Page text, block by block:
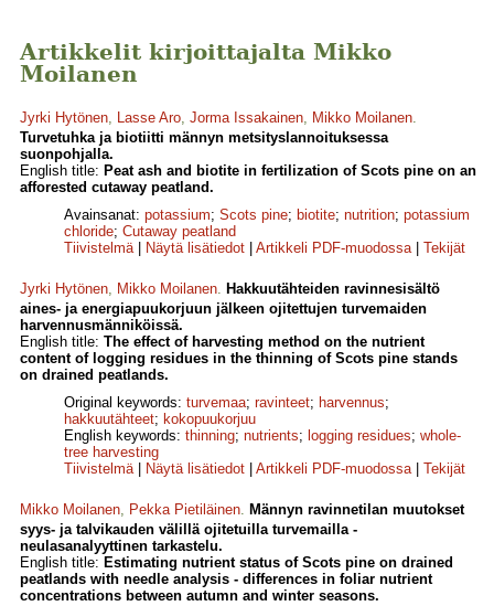
Artikkelit kirjoittajalta Mikko
Moilanen
Jyrki Hytönen, Lasse Aro, Jorma Issakainen, Mikko Moilanen.
Turvetuhka ja biotiitti männyn metsityslannoituksessa
suonpohjalla.
English title: Peat ash and biotite in fertilization of Scots pine on an
afforested cutaway peatland.
Avainsanat: potassium; Scots pine; biotite; nutrition; potassium
chloride; Cutaway peatland
Tiivistelmä| Näytä lisätiedot Artikkeli PDF-muodossa| Tekijät
Jyrki Hytönen, Mikko Moilanen. Hakkuutähteiden ravinnesisältö
aines- ja energiapuukorjuun jälkeen ojitettujen turvemaiden
harvennusmänniköissä.
English title: The effect of harvesting method on the nutrient
content of logging residues in the thinning of Scots pine stands
on drained peatlands.
Original keywords: turvemaa; ravinteet; harvennus;
hakkuutähteet; kokopuukorjuu
English keywords: thinning; nutrients; logging residues; whole-
tree harvesting
Tiivistelmä| Näytä lisätiedot Artikkeli PDF-muodossa| Tekijät
Mikko Moilanen, Pekka Pietiläinen. Männyn ravinnetilan muutokset
syys- ja talvikauden välillä ojitetuilla turvemailla -
neulasanalyyttinen tarkastelu.
English title: Estimating nutrient status of Scots pine on drained
peatlands with needle analysis - differences in foliar nutrient
concentrations between autumn and winter seasons.